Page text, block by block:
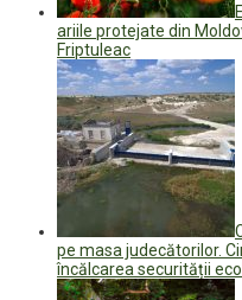
ariile protejate din
Friptuleac
pe masa judecătorilor.
încălcarea securității